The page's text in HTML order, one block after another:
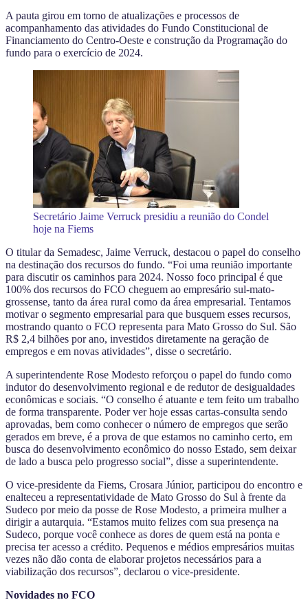
A pauta girou em torno de atualizações e processos de
acompanhamento das atividades do Fundo Constitucional de
Financiamento do Centro-Oeste e construção da Programação do
fundo para o exercício de 2024.
Secretário Jaime Verruck presidiu a reunião do Condel
hoje na Fiems
O titular da Semadesc, Jaime Verruck, destacou o papel do conselho
na destinação dos recursos do fundo. “Foi uma reunião importante
para discutir os caminhos para 2024. Nosso foco principal é que
100% dos recursos do FCO cheguem ao empresário sul-mato-
grossense, tanto da área rural como da área empresarial. Tentamos
motivar o segmento empresarial para que busquem esses recursos,
mostrando quanto o FCO representa para Mato Grosso do Sul. São
R$ 2,4 bilhões por ano, investidos diretamente na geração de
empregos e em novas atividades”, disse o secretário.
A superintendente Rose Modesto reforçou o papel do fundo como
indutor do desenvolvimento regional e de redutor de desigualdades
econômicas e sociais. “O conselho é atuante e tem feito um trabalho
de forma transparente. Poder ver hoje essas cartas-consulta sendo
aprovadas, bem como conhecer o número de empregos que serão
gerados em breve, é a prova de que estamos no caminho certo, em
busca do desenvolvimento econômico do nosso Estado, sem deixar
de lado a busca pelo progresso social”, disse a superintendente.
O vice-presidente da Fiems, Crosara Júnior, participou do encontro e
enalteceu a representatividade de Mato Grosso do Sul à frente da
Sudeco por meio da posse de Rose Modesto, a primeira mulher a
dirigir a autarquia. “Estamos muito felizes com sua presença na
Sudeco, porque você conhece as dores de quem está na ponta e
precisa ter acesso a crédito. Pequenos e médios empresários muitas
vezes não dão conta de elaborar projetos necessários para a
viabilização dos recursos”, declarou o vice-presidente.
Novidades no FCO